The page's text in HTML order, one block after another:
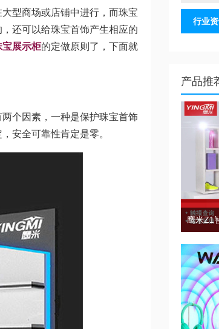
型商场或店铺中进行，而珠宝
还可以给珠宝首饰产生相应的
宝展示柜的定做原则了，下面就
个因素，一种是保护珠宝首饰
安全可靠性肯定是零。
行业
产品推